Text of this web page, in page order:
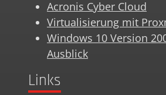
Acronis Cyber Cloud
Virtualisierung mit
Windows 10 Version
Ausblick
Links